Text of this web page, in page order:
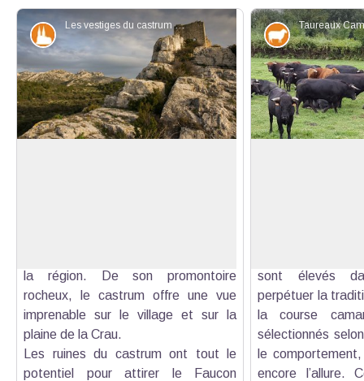
Les vestiges du castrum d'Aureille surplombent le village - ©Orlane Fougeroux - PNR Alpilles
Patrimoine et histoire
la région. De son promontoire
rocheux, le castrum offre une vue
imprenable sur le village et sur la
plaine de la Crau.
Les ruines du castrum ont tout le
potentiel pour attirer le Faucon
Elevage et
sont élevés
perpétuer la
la course
sélectionnés
le
encore l’allure.